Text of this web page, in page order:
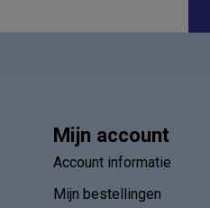
Mijn account
Account informatie
Mijn bestellingen